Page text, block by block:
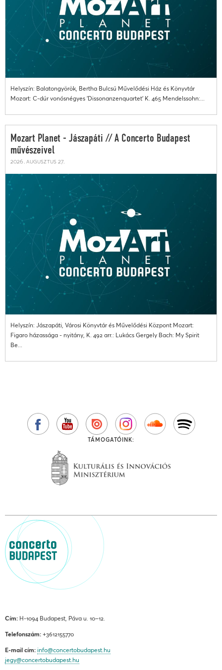
Helyszín: Balatongyörök, Bertha Bulcsú Művelődési Ház és Könyvtár
Mozart: C-dúr vonósnégyes 'Dissonanzenquartet' K. 465 Mendelssohn:...
Mozart Planet - Jászapáti // A Concerto Budapest
művészeivel
2026. augusztus 27.
Helyszín: Jászapáti, Városi Könyvtár és Művelődési Központ Mozart:
Figaro házassága - nyitány, K. 492 arr.: Lukács Gergely Bach: My Spirit
Be...
TÁMOGATÓINK:
Cím: H-1094 Budapest, Páva u. 10–12.
Telefonszám: +3612155770
E-mail cím: info@concertobudapest.hu
jegy@concertobudapest.hu